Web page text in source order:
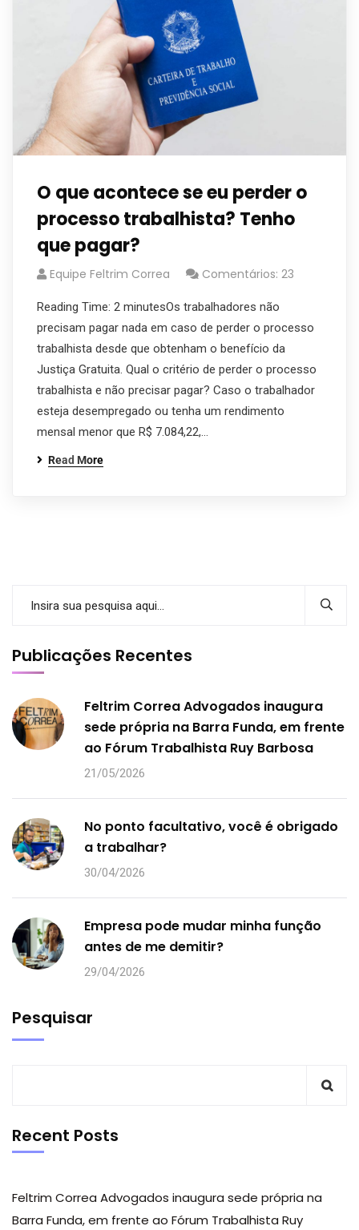
O que acontece se eu perder o
processo trabalhista? Tenho
que pagar?
Equipe Feltrim Correa Comentários: 23
Reading Time: 2 minutesOs trabalhadores não
precisam pagar nada em caso de perder o processo
trabalhista desde que obtenham o benefício da
Justiça Gratuita. Qual o critério de perder o processo
trabalhista e não precisar pagar? Caso o trabalhador
esteja desempregado ou tenha um rendimento
mensal menor que R$ 7.084,22,…
Read More
Publicações Recentes
Feltrim Correa Advogados inaugura
sede própria na Barra Funda, em frente
ao Fórum Trabalhista Ruy Barbosa
21/05/2026
No ponto facultativo, você é obrigado
a trabalhar?
30/04/2026
Empresa pode mudar minha função
antes de me demitir?
29/04/2026
Pesquisar
Recent Posts
Feltrim Correa Advogados inaugura sede própria na
Barra Funda, em frente ao Fórum Trabalhista Ruy